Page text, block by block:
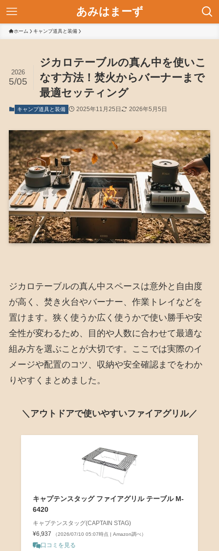
あみはまーず
ホーム キャンプ道具と装備
ジカロテーブルの真ん中を使いこ
なす方法！焚火からバーナーまで
最適セッティング
2026
5/05
キャンプ道具と装備 2025年11月25日 2026年5月5日
ジカロテーブルの真ん中スペースは意外と自由度
が高く、焚き火台やバーナー、作業トレイなどを
置けます。狭く使うか広く使うかで使い勝手や安
全性が変わるため、目的や人数に合わせて最適な
組み方を選ぶことが大切です。ここでは実際のイ
メージや配置のコツ、収納や安全確認までをわか
りやすくまとめました。
＼アウトドアで使いやすいファイアグリル／
キャプテンスタッグ ファイアグリル テーブル M-
6420
キャプテンスタッグ(CAPTAIN STAG)
¥6,937
（2026/07/10 05:07時点 | Amazon調べ）
口コミを見る